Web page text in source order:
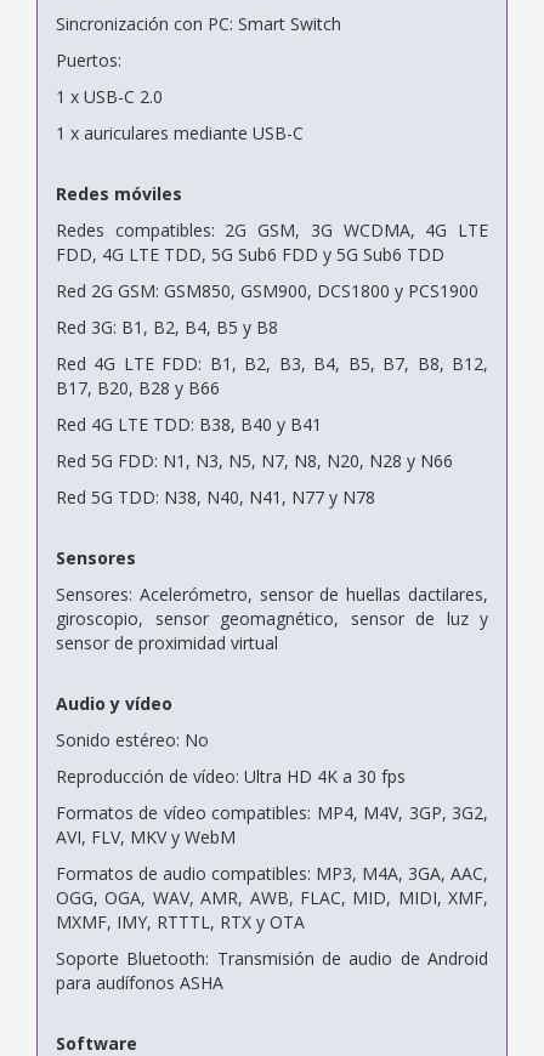
Sincronización con PC: Smart Switch
Puertos:
1 x USB-C 2.0
1 x auriculares mediante USB-C
Redes móviles
Redes compatibles: 2G GSM, 3G WCDMA, 4G LTE
FDD, 4G LTE TDD, 5G Sub6 FDD y 5G Sub6 TDD
Red 2G GSM: GSM850, GSM900, DCS1800 y PCS1900
Red 3G: B1, B2, B4, B5 y B8
Red 4G LTE FDD: B1, B2, B3, B4, B5, B7, B8, B12,
B17, B20, B28 y B66
Red 4G LTE TDD: B38, B40 y B41
Red 5G FDD: N1, N3, N5, N7, N8, N20, N28 y N66
Red 5G TDD: N38, N40, N41, N77 y N78
Sensores
Sensores: Acelerómetro, sensor de huellas dactilares,
giroscopio, sensor geomagnético, sensor de luz y
sensor de proximidad virtual
Audio y vídeo
Sonido estéreo: No
Reproducción de vídeo: Ultra HD 4K a 30 fps
Formatos de vídeo compatibles: MP4, M4V, 3GP, 3G2,
AVI, FLV, MKV y WebM
Formatos de audio compatibles: MP3, M4A, 3GA, AAC,
OGG, OGA, WAV, AMR, AWB, FLAC, MID, MIDI, XMF,
MXMF, IMY, RTTTL, RTX y OTA
Soporte Bluetooth: Transmisión de audio de Android
para audífonos ASHA
Software